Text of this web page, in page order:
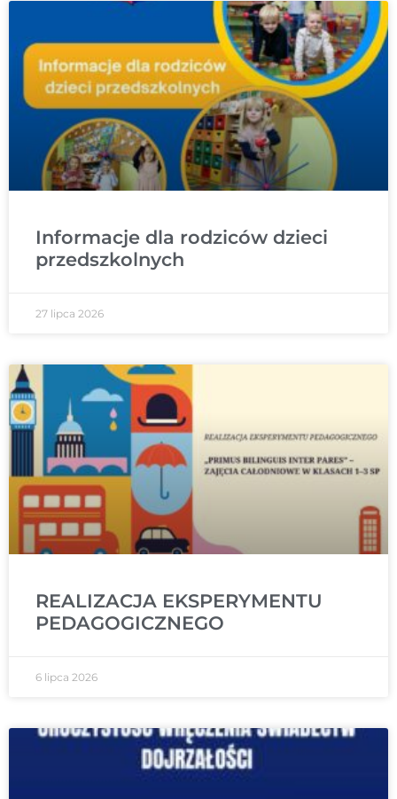
Informacje dla rodziców dzieci
przedszkolnych
27 lipca 2026
REALIZACJA EKSPERYMENTU
PEDAGOGICZNEGO
6 lipca 2026